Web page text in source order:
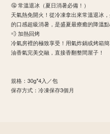
​🤤 常溫退冰（夏日消暑必備！）
天氣熱免開火！從冷凍拿出來常溫退冰
的口感超級消暑，是盛夏最療癒的降溫點
​💨 加熱回烤
冷氣房裡的極致享受！用氣炸鍋或烤箱
油香氣完美交融，直接香翻整間屋子！
​規格：30g*4入／包
​保存方式：冷凍保存3個月